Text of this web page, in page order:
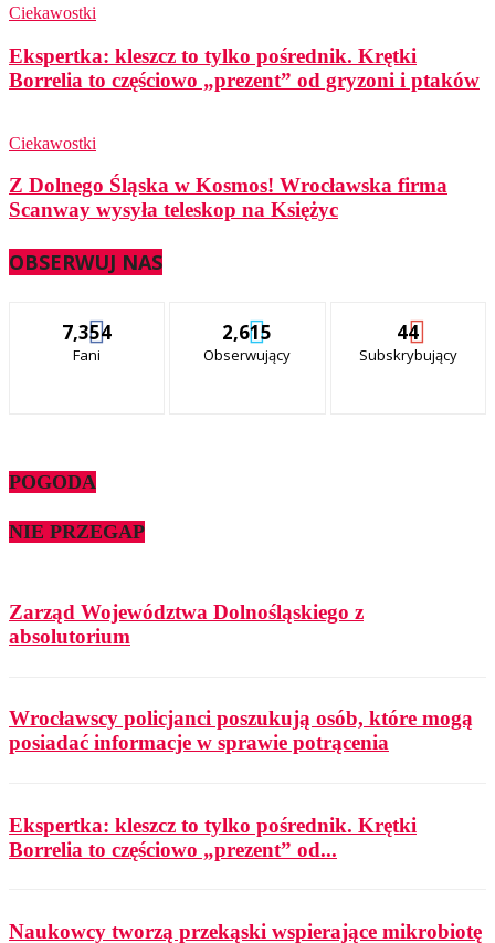
Ciekawostki
Ekspertka: kleszcz to tylko pośrednik. Krętki
Borrelia to częściowo „prezent” od gryzoni i ptaków
Ciekawostki
Z Dolnego Śląska w Kosmos! Wrocławska firma
Scanway wysyła teleskop na Księżyc
OBSERWUJ NAS
7,354
Fani
2,615
Obserwujący
44
Subskrybujący
POGODA
NIE PRZEGAP
Zarząd Województwa Dolnośląskiego z
absolutorium
Wrocławscy policjanci poszukują osób, które mogą
posiadać informacje w sprawie potrącenia
Ekspertka: kleszcz to tylko pośrednik. Krętki
Borrelia to częściowo „prezent” od...
Naukowcy tworzą przekąski wspierające mikrobiotę